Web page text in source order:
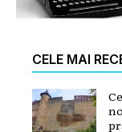
CELE MAI